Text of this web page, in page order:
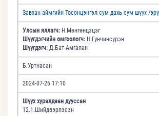
Завхан аймгийн Тосонцэнгэл сум дахь сум шүүх /
Улсын яллагч: Н.Мөнгөнцэцэг
Шүүгдэгчийн өмгөөлөгч: Н.Гүнчинсүрэн
Шүүгдэгч: Д.Бат-Амгалан
Б.Уртнасан
2024-07-26 17:10
Шүүх хуралдаан дууссан
12.1.Шийдвэрлэсэн